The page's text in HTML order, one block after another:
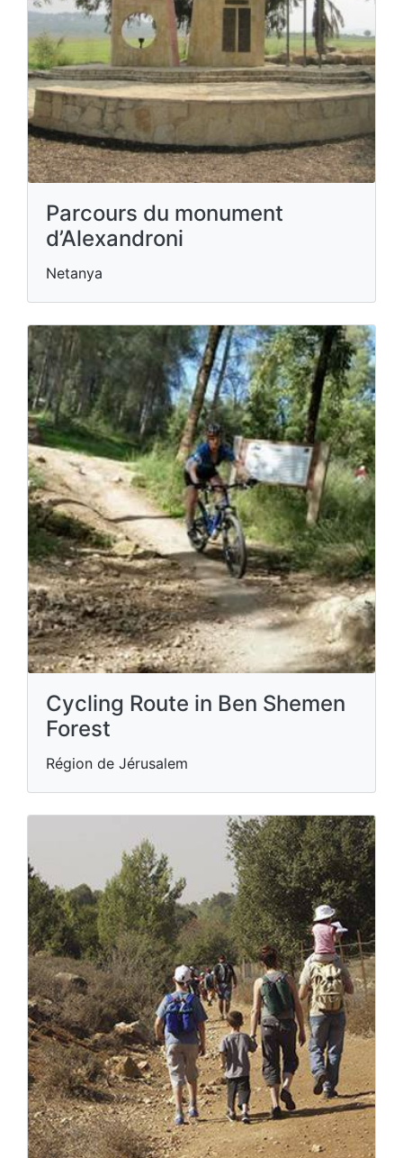
Parcours du monument
d’Alexandroni
Netanya
Cycling Route in Ben Shemen
Forest
Région de Jérusalem